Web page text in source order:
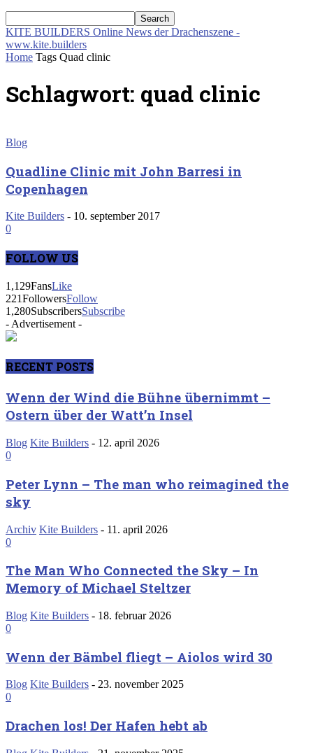
KITE BUILDERS Online News der Drachenszene -
www.kite.builders
Home Tags Quad clinic
Schlagwort: quad clinic
Blog
Quadline Clinic mit John Barresi in
Copenhagen
Kite Builders - 10. september 2017
0
FOLLOW US
1,129FansLike
221FollowersFollow
1,280SubscribersSubscribe
- Advertisement -
RECENT POSTS
Wenn der Wind die Bühne übernimmt –
Ostern über der Watt’n Insel
Blog Kite Builders - 12. april 2026
0
Peter Lynn – The man who reimagined the
sky
Archiv Kite Builders - 11. april 2026
0
The Man Who Connected the Sky – In
Memory of Michael Steltzer
Blog Kite Builders - 18. februar 2026
0
Wenn der Bämbel fliegt – Aiolos wird 30
Blog Kite Builders - 23. november 2025
0
Drachen los! Der Hafen hebt ab